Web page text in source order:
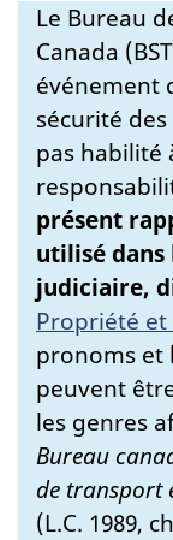
Le Bureau
Canada
événement
sécurité
pas habilité
présent
utilisé dans
judiciaire,
Propriété
pronoms et
peuvent
les genres
Bureau
de transport
(L.C. 1989,